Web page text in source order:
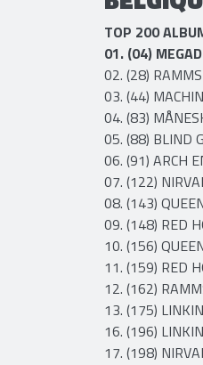
TOP 200
01. (04)
02. (28)
03. (44)
04. (83)
05. (88) BLIND
06. (91) ARCH
07. (122)
08. (143)
09. (148) RED
10. (156)
11. (159) RED
12. (162)
13. (175)